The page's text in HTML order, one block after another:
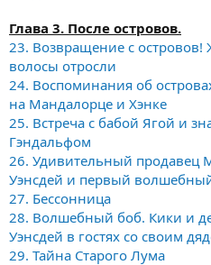
Глава 3. После островов.
23. Возвращение с островов!
волосы отросли
24. Воспоминания об
на Мандалорце и Хэнке
25. Встреча с бабой Ягой и
Гэндальфом
26. Удивительный продавец
Уэнсдей и первый
27. Бессонница
28. Волшебный боб. Кики и
Уэнсдей в гостях со своим
29. Тайна Старого Лума